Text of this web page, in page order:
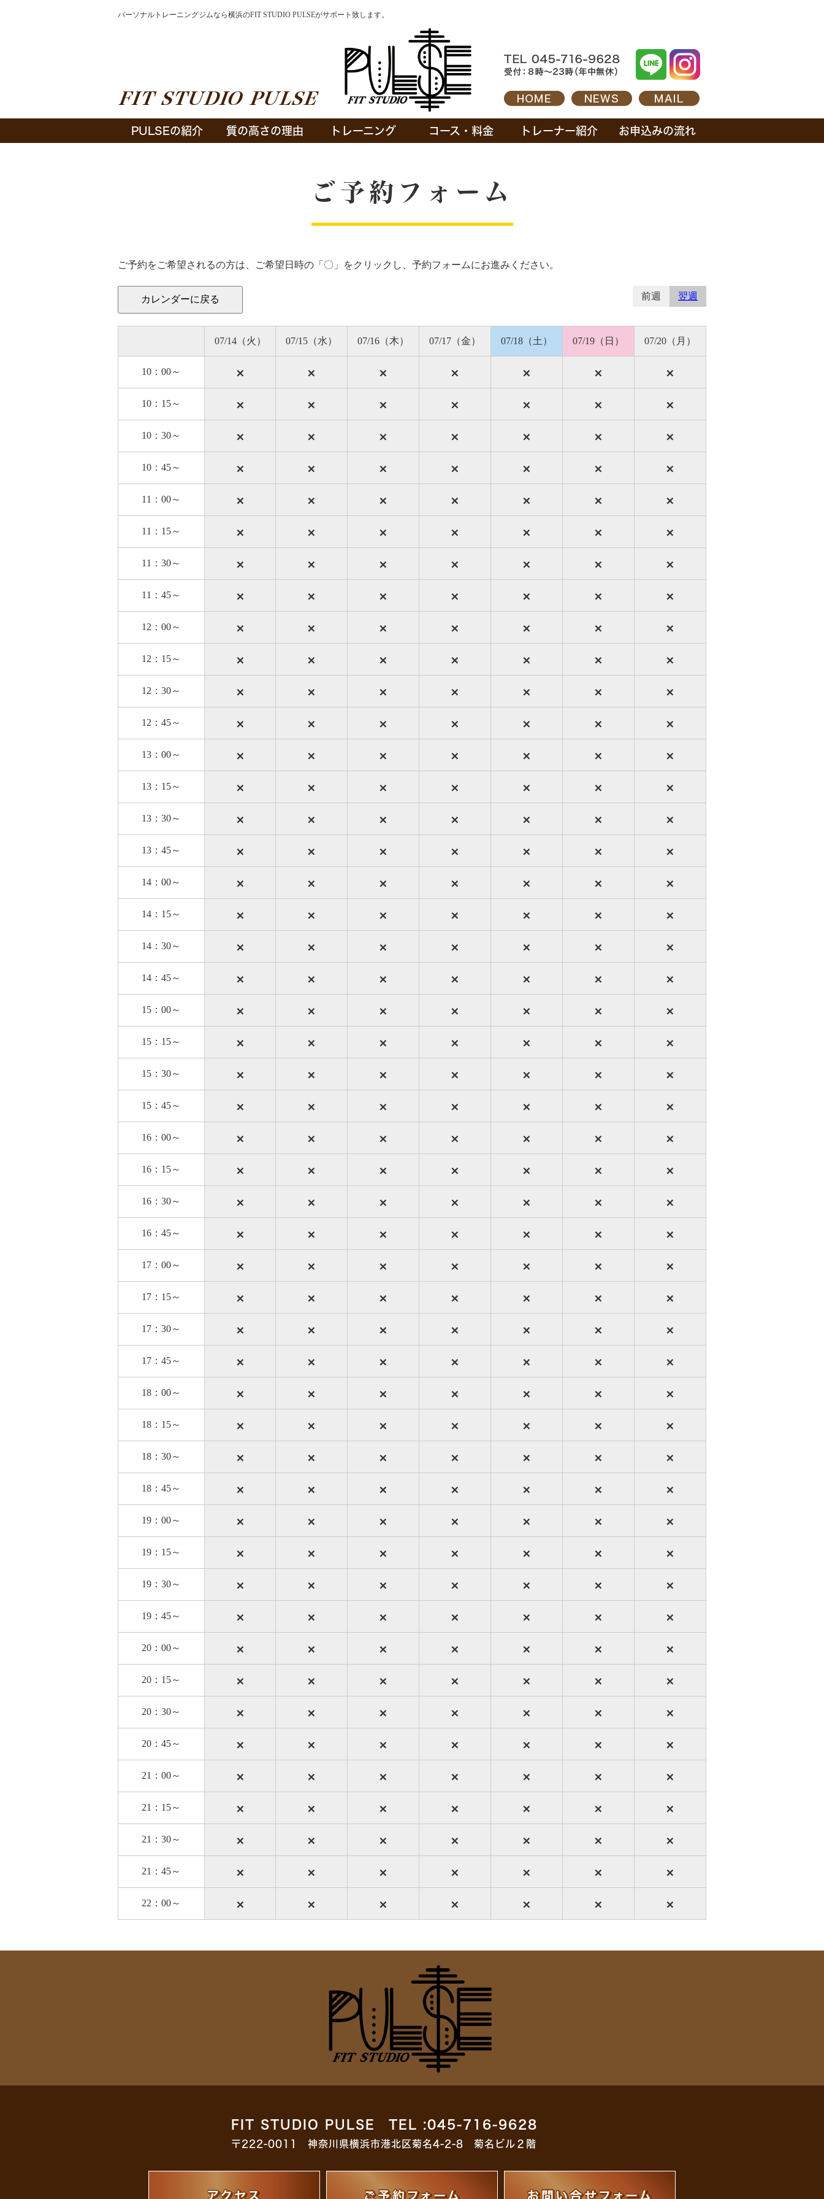
パーソナルトレーニングジムなら横浜のFIT STUDIO PULSEがサポート致します。
PULSEの紹介 質の高さの理由 トレーニング コース・料金 トレーナー紹介 お申込みの流れ
ご予約フォーム
ご予約をご希望されるの方は、ご希望日時の「〇」をクリックし、予約フォームにお進みください。
前週 翌週
07/14（火） 07/15（水） 07/16（木） 07/17（金） 07/18（土） 07/19（日） 07/20（月）
10：00～ × × × × × × ×
10：15～ × × × × × × ×
10：30～ × × × × × × ×
10：45～ × × × × × × ×
11：00～ × × × × × × ×
11：15～ × × × × × × ×
11：30～ × × × × × × ×
11：45～ × × × × × × ×
12：00～ × × × × × × ×
12：15～ × × × × × × ×
12：30～ × × × × × × ×
12：45～ × × × × × × ×
13：00～ × × × × × × ×
13：15～ × × × × × × ×
13：30～ × × × × × × ×
13：45～ × × × × × × ×
14：00～ × × × × × × ×
14：15～ × × × × × × ×
14：30～ × × × × × × ×
14：45～ × × × × × × ×
15：00～ × × × × × × ×
15：15～ × × × × × × ×
15：30～ × × × × × × ×
15：45～ × × × × × × ×
16：00～ × × × × × × ×
16：15～ × × × × × × ×
16：30～ × × × × × × ×
16：45～ × × × × × × ×
17：00～ × × × × × × ×
17：15～ × × × × × × ×
17：30～ × × × × × × ×
17：45～ × × × × × × ×
18：00～ × × × × × × ×
18：15～ × × × × × × ×
18：30～ × × × × × × ×
18：45～ × × × × × × ×
19：00～ × × × × × × ×
19：15～ × × × × × × ×
19：30～ × × × × × × ×
19：45～ × × × × × × ×
20：00～ × × × × × × ×
20：15～ × × × × × × ×
20：30～ × × × × × × ×
20：45～ × × × × × × ×
21：00～ × × × × × × ×
21：15～ × × × × × × ×
21：30～ × × × × × × ×
21：45～ × × × × × × ×
22：00～ × × × × × × ×
FIT STUDIO PULSE TEL :045-716-9628
〒222-0011 神奈川県横浜市港北区菊名4-2-8 菊名ビル２階